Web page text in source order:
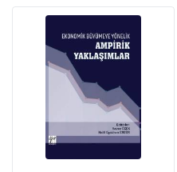
Finans (109)
Yayınevlerine Göre
Gazi Kitabevi (47)
Ekin Yayınevi (40)
Literatür Yayıncılık (18)
Necmettin Erbakan